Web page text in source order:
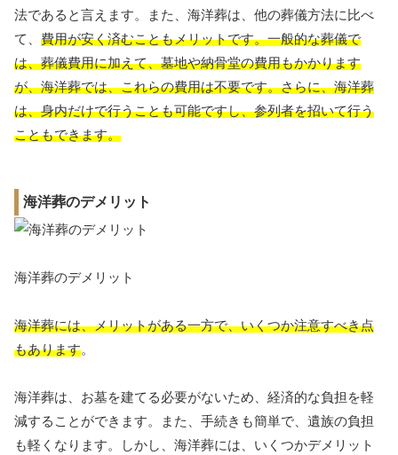
法であると言えます。また、海洋葬は、他の葬儀方法に比べ
て、 費用が安く済むこともメリットです。一般的な葬儀で
は、葬儀費用に加えて、墓地や納骨堂の費用もかかります
が、海洋葬では、これらの費用は不要です。さらに、海洋葬
は、身内だけで行うことも可能ですし、参列者を招いて行う
こともできます。
海洋葬のデメリット
海洋葬のデメリット
海洋葬には、メリットがある一方で、いくつか注意すべき点
もあります。
海洋葬は、お墓を建てる必要がないため、経済的な負担を軽
減することができます。また、手続きも簡単で、遺族の負担
も軽くなります。しかし、海洋葬には、いくつかデメリット